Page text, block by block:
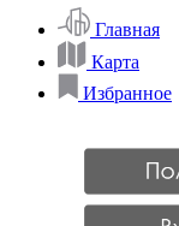
Главная
Карта
Избранное